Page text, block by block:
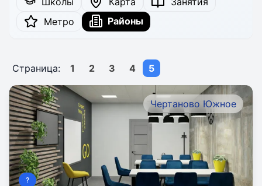
Метро
Районы
Страница: 1 2 3 4 5
Чертаново Южное
?